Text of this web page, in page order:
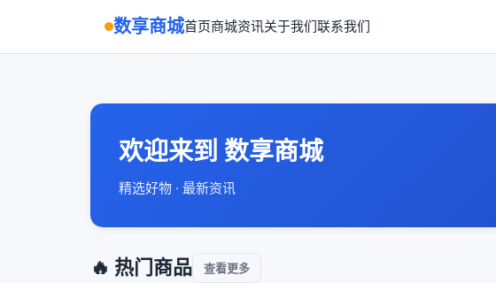
数享商城首页商城资讯关于我们联系我们
欢迎来到 数享商城
精选好物 · 最新资讯
🔥 热门商品 查看更多